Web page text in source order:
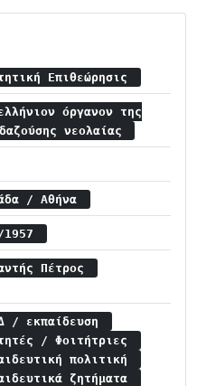
Επιθεώρησις
όργανον της
νεολαίας
/ Αθήνα
Πέτρος
/ εκπαίδευση
/ Φοιτήτριες
πολιτική
ζητήματα